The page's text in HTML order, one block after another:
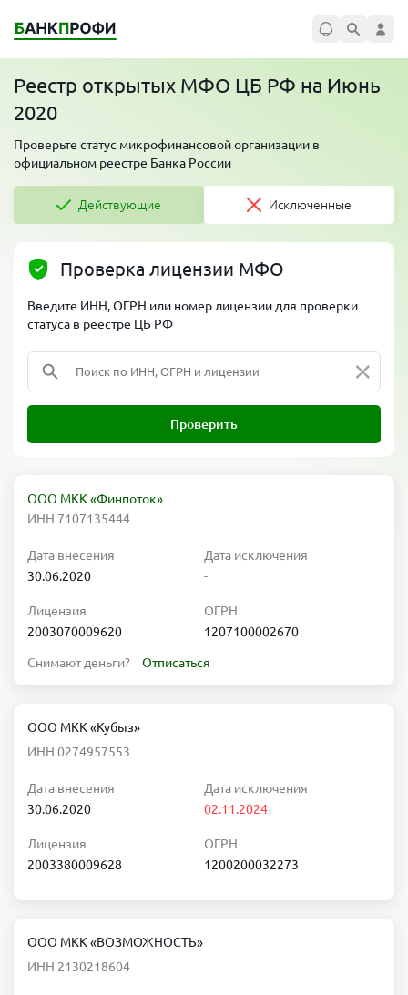
Реестр открытых МФО ЦБ РФ на Июнь
2020
Проверьте статус микрофинансовой организации в
официальном реестре Банка России
Действующие Исключенные
Проверка лицензии МФО
Введите ИНН, ОГРН или номер лицензии для проверки
статуса в реестре ЦБ РФ
Проверить
×
ООО МКК «Финпоток»
ИНН 7107135444
Дата внесения
30.06.2020
Дата исключения
-
Лицензия
2003070009620
ОГРН
1207100002670
Снимают деньги? Отписаться
ООО МКК «Кубыз»
ИНН 0274957553
Дата внесения
30.06.2020
Дата исключения
02.11.2024
Лицензия
2003380009628
ОГРН
1200200032273
ООО МКК «ВОЗМОЖНОСТЬ»
ИНН 2130218604